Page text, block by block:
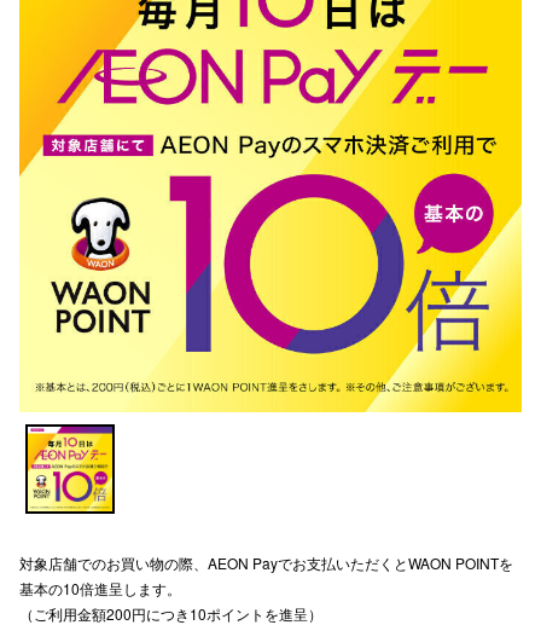
対象店舗でのお買い物の際、AEON Payでお支払いただくとWAON POINTを
基本の10倍進呈します。
（ご利用金額200円につき10ポイントを進呈）
アクセ
スタッ
電話で
公式SNS
利用規約